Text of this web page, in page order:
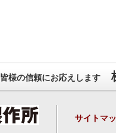
様の信頼にお応えします
サイトマ